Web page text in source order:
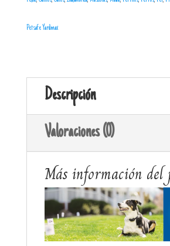
Petsafe Yardmax
Descripción
Valoraciones (0)
Más información del